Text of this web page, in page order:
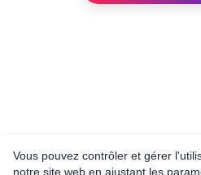
Vous pouvez contrôler et gérer
notre site web en ajustant les